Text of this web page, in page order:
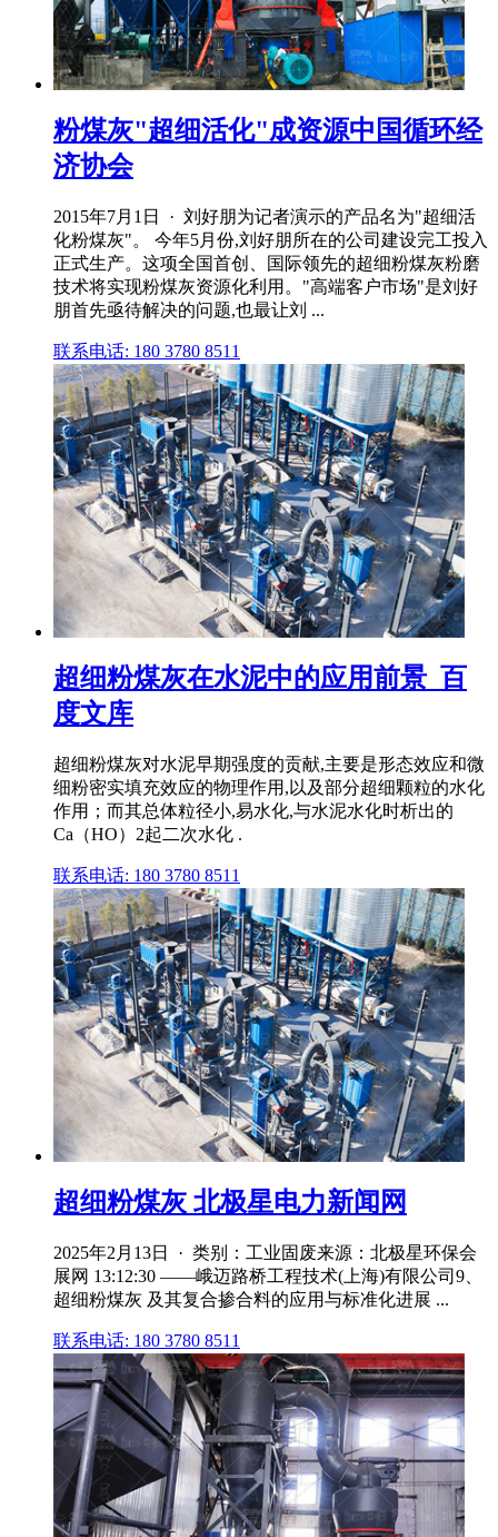
粉煤灰"超细活化"成资源中国循环经
济协会
2015年7月1日 · 刘好朋为记者演示的产品名为"超细活
化粉煤灰"。 今年5月份,刘好朋所在的公司建设完工投入
正式生产。这项全国首创、国际领先的超细粉煤灰粉磨
技术将实现粉煤灰资源化利用。"高端客户市场"是刘好
朋首先亟待解决的问题,也最让刘 ...
联系电话: 180 3780 8511
超细粉煤灰在水泥中的应用前景_百
度文库
超细粉煤灰对水泥早期强度的贡献,主要是形态效应和微
细粉密实填充效应的物理作用,以及部分超细颗粒的水化
作用；而其总体粒径小,易水化,与水泥水化时析出的
Ca（HO）2起二次水化 .
联系电话: 180 3780 8511
超细粉煤灰 北极星电力新闻网
2025年2月13日 · 类别：工业固废来源：北极星环保会
展网 13:12:30 ——峨迈路桥工程技术(上海)有限公司9、
超细粉煤灰 及其复合掺合料的应用与标准化进展 ...
联系电话: 180 3780 8511